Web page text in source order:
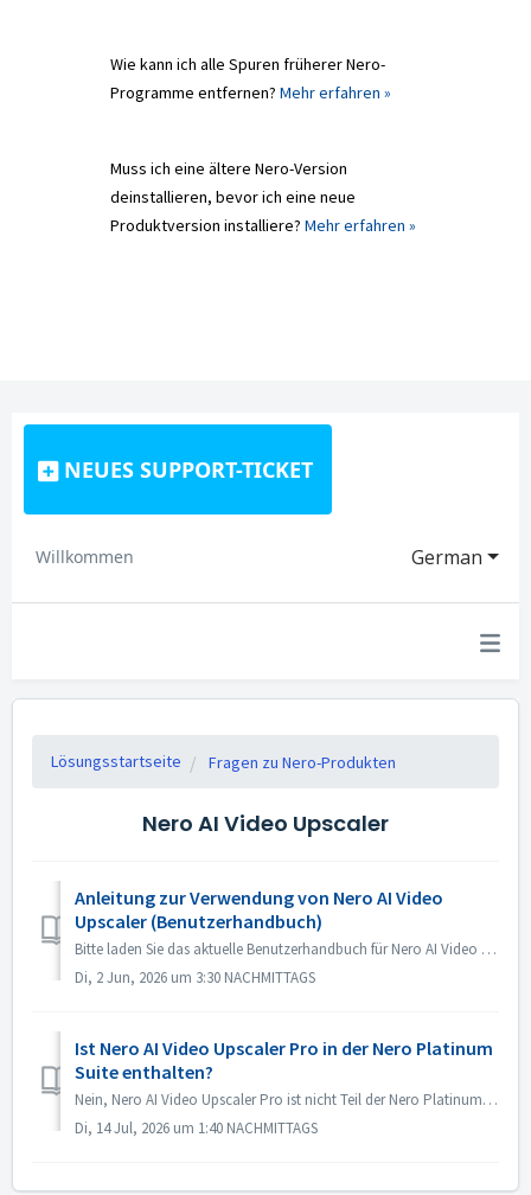
Wie kann ich alle Spuren früherer Nero-
Programme entfernen? Mehr erfahren »
Muss ich eine ältere Nero-Version
deinstallieren, bevor ich eine neue
Produktversion installiere? Mehr erfahren »
NEUES SUPPORT-TICKET
German
Willkommen
Lösungsstartseite Fragen zu Nero-Produkten
Nero AI Video Upscaler
Anleitung zur Verwendung von Nero AI Video
Upscaler (Benutzerhandbuch)
Bitte laden Sie das aktuelle Benutzerhandbuch für Nero AI Video Upscaler von der unten stehenden Seite herunter. Vielen Dank. https://pcai.nero.com/user-gu...
Di, 2 Jun, 2026 um 3:30 NACHMITTAGS
Ist Nero AI Video Upscaler Pro in der Nero Platinum
Suite enthalten?
Nein, Nero AI Video Upscaler Pro ist nicht Teil der Nero Platinum Suite. Weitere Informationen finden Sie auf der Produktseite von Nero AI Video Upscaler Pr...
Di, 14 Jul, 2026 um 1:40 NACHMITTAGS